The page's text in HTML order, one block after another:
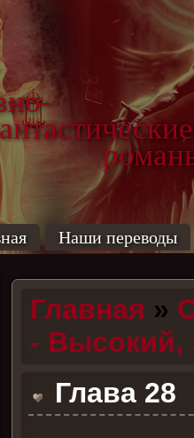
Наши переводы
Главная »
- Высокий,
Глава 28